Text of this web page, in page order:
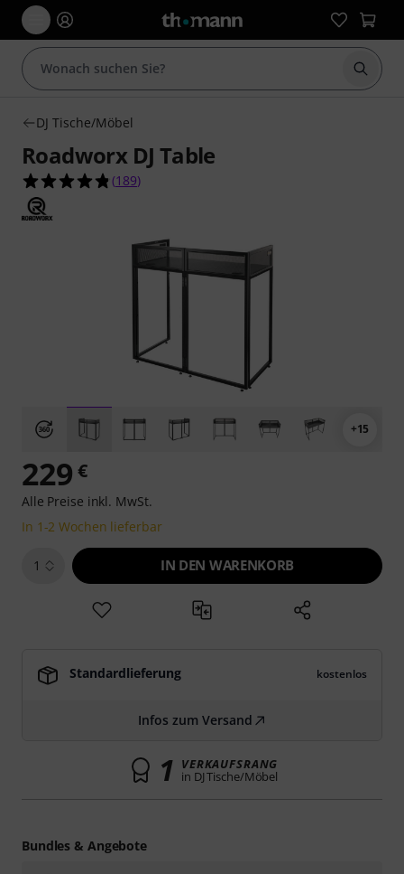
Suche
DJ Tische/Möbel
Roadworx DJ Table
4.8 von 5 Sternen aus 189 Kundenbewertungen
(189)
+15
229 €
Alle Preise inkl. MwSt.
In 1-2 Wochen lieferbar
1 IN DEN WARENKORB
Standardlieferung kostenlos
Infos zum Versand
1 VERKAUFSRANG
in DJ Tische/Möbel
Bundles & Angebote